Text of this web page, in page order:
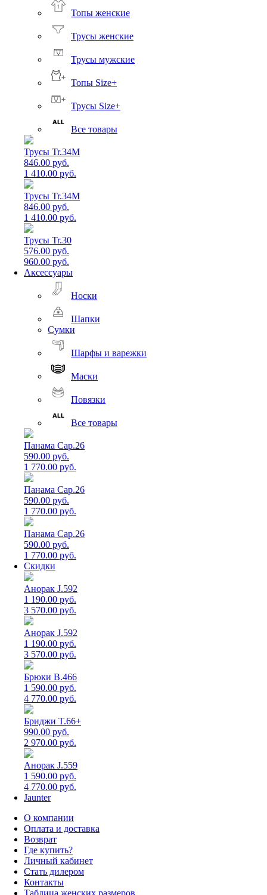
Топы женские
Трусы женские
Трусы мужские
Топы Size+
Трусы Size+
Все товары
Трусы Tr.34M
846.00 руб.
1 410.00 руб.
Трусы Tr.34M
846.00 руб.
1 410.00 руб.
Трусы Tr.30
576.00 руб.
960.00 руб.
Аксессуары
Носки
Шапки
Сумки
Шарфы и варежки
Маски
Повязки
Все товары
Панама Cap.26
590.00 руб.
1 770.00 руб.
Панама Cap.26
590.00 руб.
1 770.00 руб.
Панама Cap.26
590.00 руб.
1 770.00 руб.
Скидки
Анорак J.592
1 190.00 руб.
3 570.00 руб.
Анорак J.592
1 190.00 руб.
3 570.00 руб.
Брюки B.466
1 590.00 руб.
4 770.00 руб.
Бриджи T.66+
990.00 руб.
2 970.00 руб.
Анорак J.559
1 590.00 руб.
4 770.00 руб.
Jaunter
О компании
Оплата и доставка
Возврат
Где купить?
Личный кабинет
Стать дилером
Контакты